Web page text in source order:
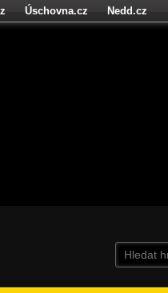
Úschovna.cz
Nedd.cz